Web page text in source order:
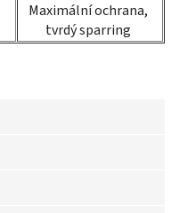
Maximální ochrana,
tvrdý sparring